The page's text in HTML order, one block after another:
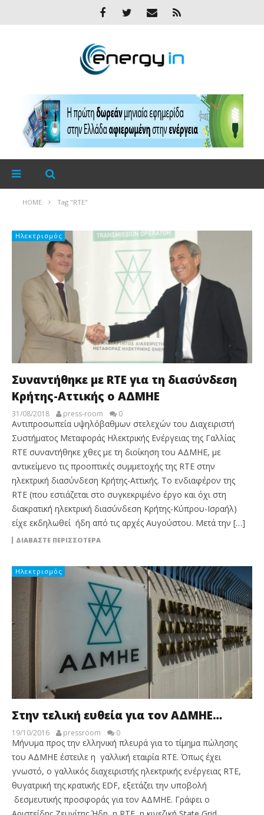
HOME Tag "RTE"
Ηλεκτρισμός
Συναντήθηκε με RTE για τη διασύνδεση
Κρήτης-Αττικής ο ΑΔΜΗΕ
31/08/2018 press-room 0
Αντιπροσωπεία υψηλόβαθμων στελεχών του Διαχειριστή
Συστήματος Μεταφοράς Ηλεκτρικής Ενέργειας της Γαλλίας
RTE συναντήθηκε χθες με τη διοίκηση του ΑΔΜΗΕ, με
αντικείμενο τις προοπτικές συμμετοχής της RTE στην
ηλεκτρική διασύνδεση Κρήτης-Αττικής. Το ενδιαφέρον της
RTE (που εστιάζεται στο συγκεκριμένο έργο και όχι στη
διακρατική ηλεκτρική διασύνδεση Κρήτης-Κύπρου-Ισραήλ)
είχε εκδηλωθεί ήδη από τις αρχές Αυγούστου. Μετά την […]
ΔΙΑΒΆΣΤΕ ΠΕΡΙΣΣΌΤΕΡΑ
Ηλεκτρισμός
Στην τελική ευθεία για τον ΑΔΜΗΕ…
19/10/2016 pressroom 0
Μήνυμα προς την ελληνική πλευρά για το τίμημα πώλησης
του ΑΔΜΗΕ έστειλε η γαλλική εταιρία RTE. Όπως έχει
γνωστό, ο γαλλικός διαχειριστής ηλεκτρικής ενέργειας RTE,
θυγατρική της κρατικής EDF, εξετάζει την υποβολή
δεσμευτικής προσφοράς για τον ΑΔΜΗΕ. Γράφει ο